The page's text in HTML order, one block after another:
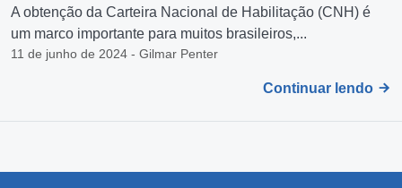
A obtenção da Carteira Nacional de Habilitação (CNH) é
um marco importante para muitos brasileiros,...
11 de junho de 2024 - Gilmar Penter
Continuar lendo